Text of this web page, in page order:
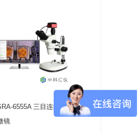
6555A 三目连续变倍体视显
镜